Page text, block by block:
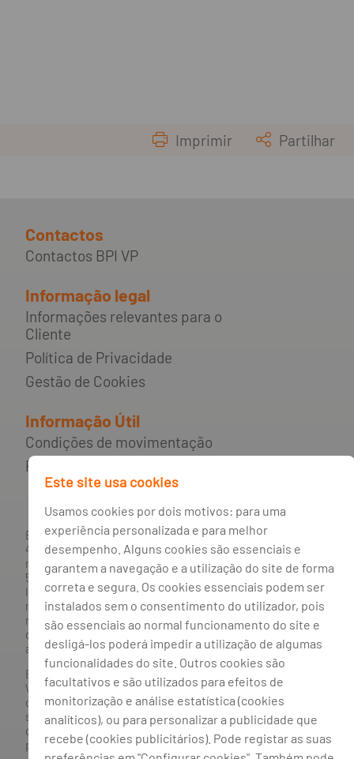
Imprimir Partilhar
Contactos
Contactos BPI VP
Informação legal
Informações relevantes para o
Cliente
Política de Privacidade
Gestão de Cookies
Informação Útil
Condições de movimentação
Participação de Sinistros
BANCO BPI, S.A., com sede na Avenida da Boavista, 1117,
4100-129 Porto; Capital Social: € 1 293 063 324,98; matriculada
na CRC Porto sob o número de matrícula PTIRNMJ 501 214
534, como o número de identificação fiscal 501 214 534.
Intermediário financeiro registado na CMVM com o n° 300 e
no Banco de Portugal sob o código n° 10. Agente de Seguros
n.º 419527591, registado junto da Autoridade de Supervisão
de Seguros e Fundos de Pensões em 21/01/2019, e autorizado
a exercer atividade nos Ramos de Seguro Vida e Não Vida.
Banco BPI ©. Todos os direitos reservados.
WebsiteAcessível.O Banco BPI não se responsabiliza por
quaisquer traduções do site efetuadas através do browser,
sendo a versão em língua portuguesa a única versão oficial,
que prevalecerá em qualquer caso. Este site encontra-se em
processo de adoção do novo acordo ortográfico.
Este site usa cookies
Usamos cookies por dois motivos: para uma
experiência personalizada e para melhor
desempenho. Alguns cookies são essenciais e
garantem a navegação e a utilização do site de forma
correta e segura. Os cookies essenciais podem ser
instalados sem o consentimento do utilizador, pois
são essenciais ao normal funcionamento do site e
desligá-los poderá impedir a utilização de algumas
funcionalidades do site. Outros cookies são
facultativos e são utilizados para efeitos de
monitorização e análise estatística (cookies
analíticos), ou para personalizar a publicidade que
recebe (cookies publicitários). Pode registar as suas